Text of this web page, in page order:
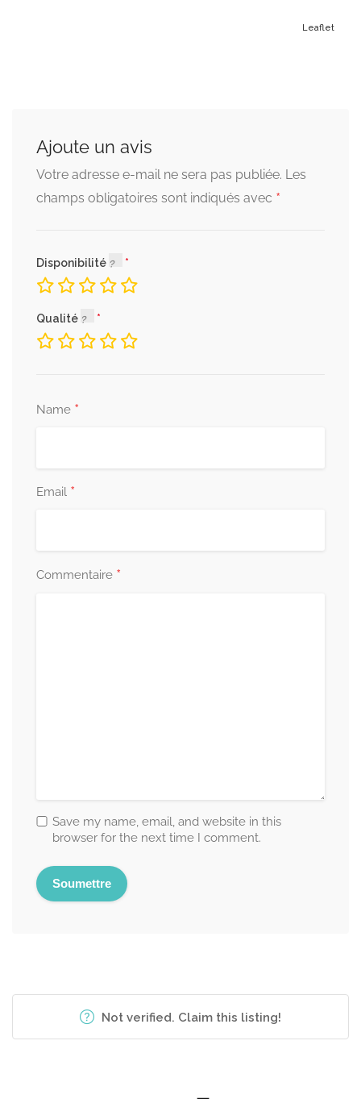
Leaflet
Ajoute un avis
Votre adresse e-mail ne sera pas publiée. Les
champs obligatoires sont indiqués avec *
Disponibilité
Qualité
Name *
Email *
Commentaire *
Save my name, email, and website in this
browser for the next time I comment.
Not verified. Claim this listing!